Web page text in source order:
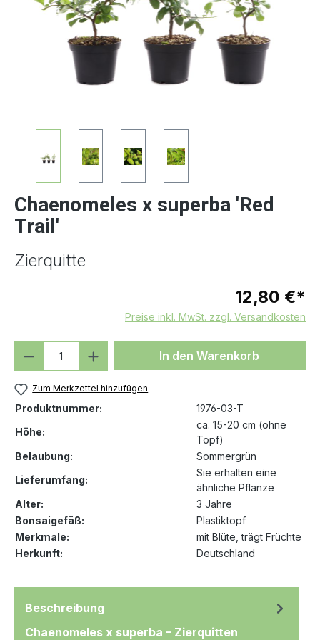
Chaenomeles x superba 'Red
Trail'
Zierquitte
12,80 €*
Preise inkl. MwSt. zzgl. Versandkosten
Produkt Anzahl: Gib denIn den Warenkorb
Zum Merkzettel hinzufügen
Produktnummer:
1976-03-T
Höhe:
ca. 15-20 cm (ohne
Topf)
Belaubung:
Sommergrün
Lieferumfang:
Sie erhalten eine
ähnliche Pflanze
Alter:
3 Jahre
Bonsaigefäß:
Plastiktopf
Merkmale:
mit Blüte , trägt Früchte
Herkunft:
Deutschland
Beschreibung
Chaenomeles x superba – Zierquitten